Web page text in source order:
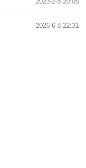
2026-6-8 22:31